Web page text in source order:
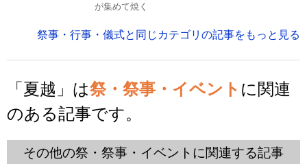
が集めて焼く
祭事・行事・儀式と同じカテゴリの記事をもっと見る
「夏越」は祭・祭事・イベント に関連
のある記事です。
その他の祭・祭事・イベントに関連する記事